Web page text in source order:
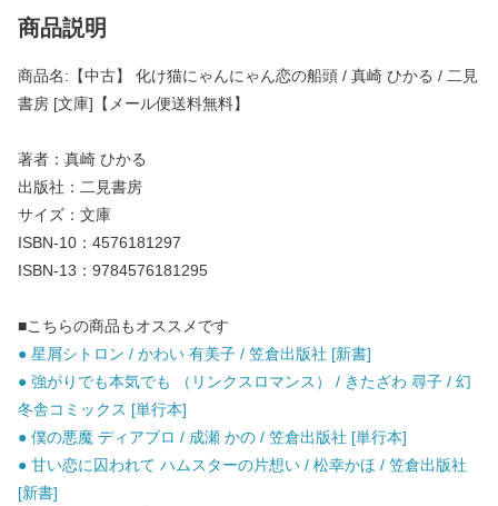
商品説明
商品名:【中古】 化け猫にゃんにゃん恋の船頭 / 真崎 ひかる / 二見
書房 [文庫]【メール便送料無料】
著者：真崎 ひかる
出版社：二見書房
サイズ：文庫
ISBN-10：4576181297
ISBN-13：9784576181295
■こちらの商品もオススメです
● 星屑シトロン / かわい 有美子 / 笠倉出版社 [新書]
● 強がりでも本気でも （リンクスロマンス） / きたざわ 尋子 / 幻
冬舎コミックス [単行本]
● 僕の悪魔 ディアブロ / 成瀬 かの / 笠倉出版社 [単行本]
● 甘い恋に囚われて ハムスターの片想い / 松幸かほ / 笠倉出版社
[新書]